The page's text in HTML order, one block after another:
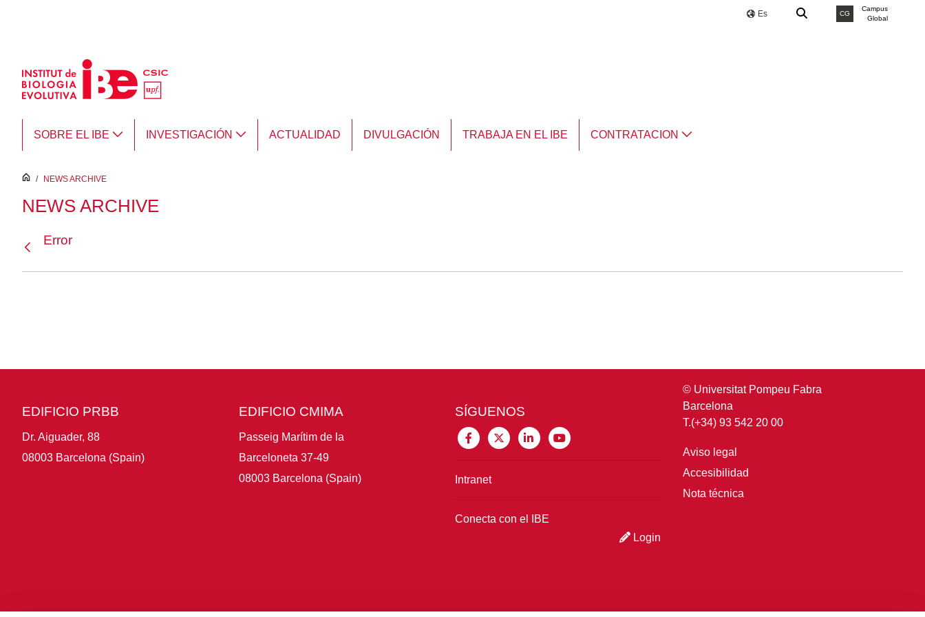
Es CG
Campus
Global
SOBRE EL IBE INVESTIGACIÓN ACTUALIDAD DIVULGACIÓN TRABAJA EN EL IBE CONTRATACION
inici
/ NEWS ARCHIVE
NEWS ARCHIVE
Error
EDIFICIO PRBB
Dr. Aiguader, 88
08003 Barcelona (Spain)
EDIFICIO CMIMA
Passeig Marítim de la
Barceloneta 37-49
08003 Barcelona (Spain)
SÍGUENOS
Intranet
Conecta con el IBE
Login
© Universitat Pompeu Fabra
Barcelona
T.(+34) 93 542 20 00
Aviso legal
Accesibilidad
Nota técnica